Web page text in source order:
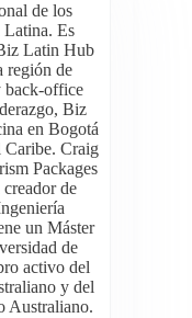
de los
Latina. Es
Latin Hub
región de
back-office
Biz
en Bogotá
Caribe. Craig
Packages
de
un Máster
de
activo del
y del
Australiano.